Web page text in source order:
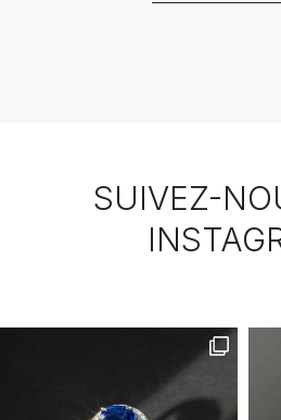
SUIVEZ-